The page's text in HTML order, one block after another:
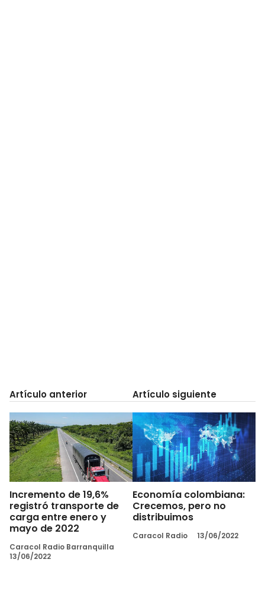
Artículo anterior
Incremento de 19,6%
registró transporte de
carga entre enero y
mayo de 2022
Caracol Radio Barranquilla
13/06/2022
Artículo siguiente
Economía colombiana:
Crecemos, pero no
distribuimos
Caracol Radio 13/06/2022